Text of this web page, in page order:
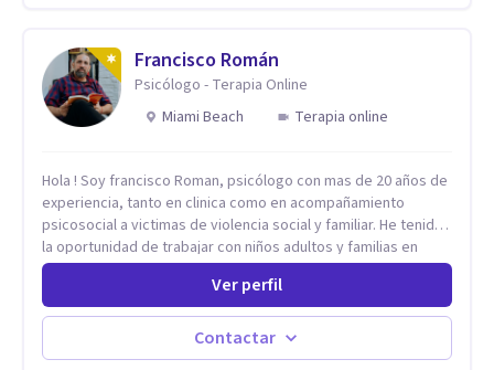
Francisco Román
Psicólogo - Terapia Online
Miami Beach
Terapia online
Hola ! Soy francisco Roman, psicólogo con mas de 20 años de
experiencia, tanto en clinica como en acompañamiento
psicosocial a victimas de violencia social y familiar. He tenido
la oportunidad de trabajar con niños adultos y familias en
todos los espacios y esto me ha dado un una variedad de
aprendizajes que ahora pongo a tu disposicion. En la
actualidad puedo atenderte de manera presencial y/o virtual,
de lunes a sabado. el costo de cada sesión lo acordamos en
el primer contacto
Ver perfil
Contactar